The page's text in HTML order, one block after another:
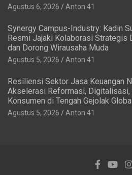
Agustus 6, 2026 Anton 41
Synergy Campus-Industry: Kadin
Resmi Jajaki Kolaborasi Strategis
dan Dorong Wirausaha Muda
Agustus 5, 2026 Anton 41
Resiliensi Sektor Jasa Keuangan
Akselerasi Reformasi, Digitalisasi,
Konsumen di Tengah Gejolak
Agustus 5, 2026 Anton 41